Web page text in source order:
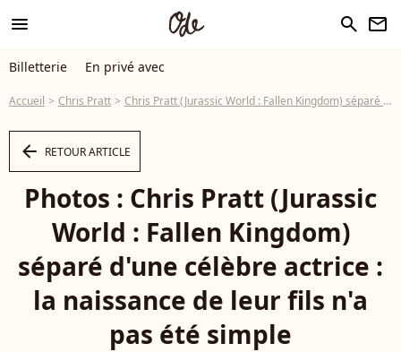
menu search newsletter
Billetterie En privé avec
Accueil Chris Pratt Chris Pratt (Jurassic World : Fallen Kingdom) séparé d'une célèbre actrice : la naissance de leur fils n'a pas été simple
arrow_left RETOUR ARTICLE
Photos : Chris Pratt (Jurassic
World : Fallen Kingdom)
séparé d'une célèbre actrice :
la naissance de leur fils n'a
pas été simple